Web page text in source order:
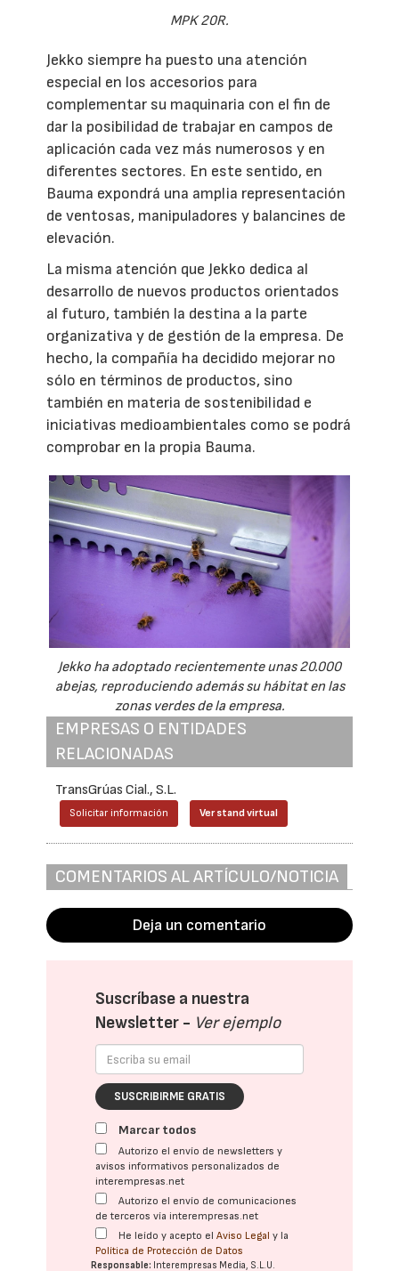
MPK 20R.
Jekko siempre ha puesto una atención
especial en los accesorios para
complementar su maquinaria con el fin de
dar la posibilidad de trabajar en campos de
aplicación cada vez más numerosos y en
diferentes sectores. En este sentido, en
Bauma expondrá una amplia representación
de ventosas, manipuladores y balancines de
elevación.
La misma atención que Jekko dedica al
desarrollo de nuevos productos orientados
al futuro, también la destina a la parte
organizativa y de gestión de la empresa. De
hecho, la compañía ha decidido mejorar no
sólo en términos de productos, sino
también en materia de sostenibilidad e
iniciativas medioambientales como se podrá
comprobar en la propia Bauma.
Jekko ha adoptado recientemente unas 20.000
abejas, reproduciendo además su hábitat en las
zonas verdes de la empresa.
EMPRESAS O ENTIDADES
RELACIONADAS
TransGrúas Cial., S.L.
Solicitar información Ver stand virtual
COMENTARIOS AL ARTÍCULO/NOTICIA
Deja un comentario
Suscríbase a nuestra
Newsletter - Ver ejemplo
SUSCRIBIRME GRATIS
Marcar todos
Autorizo el envío de newsletters y
avisos informativos personalizados de
interempresas.net
Autorizo el envío de comunicaciones
de terceros vía interempresas.net
He leído y acepto elAviso Legal y la
Política de Protección de Datos
Responsable: Interempresas Media, S.L.U.